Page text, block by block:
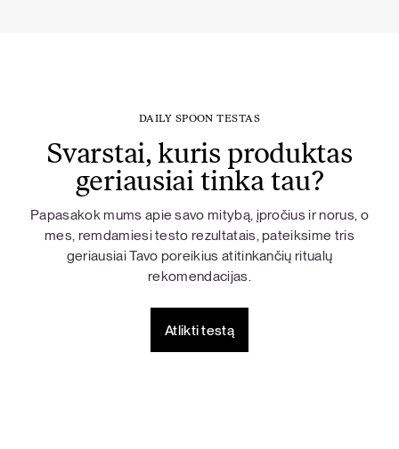
DAILY SPOON TESTAS
Svarstai, kuris produktas
geriausiai tinka tau?
Papasakok mums apie savo mitybą, įpročius ir norus, o
mes, remdamiesi testo rezultatais, pateiksime tris
geriausiai Tavo poreikius atitinkančių ritualų
rekomendacijas.
Atlikti testą